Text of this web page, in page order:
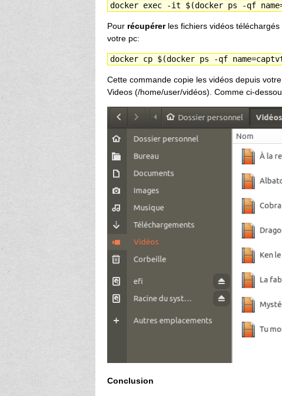
docker exec -it $(docker ps -qf
Pour récupérerles fichiers vidéos
votre pc:
docker cp $(docker ps -qf
Cette commande copie les vidéos depuis
Videos (/home/user/vidéos). Comme ci-
Conclusion